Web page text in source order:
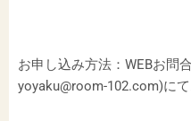
お申し込み方法：WEBお
yoyaku@room-102.com)に